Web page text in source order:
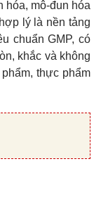
hóa, mô-đun hóa
lý là nền tảng
chuẩn GMP, có
khắc và không
thực phẩm